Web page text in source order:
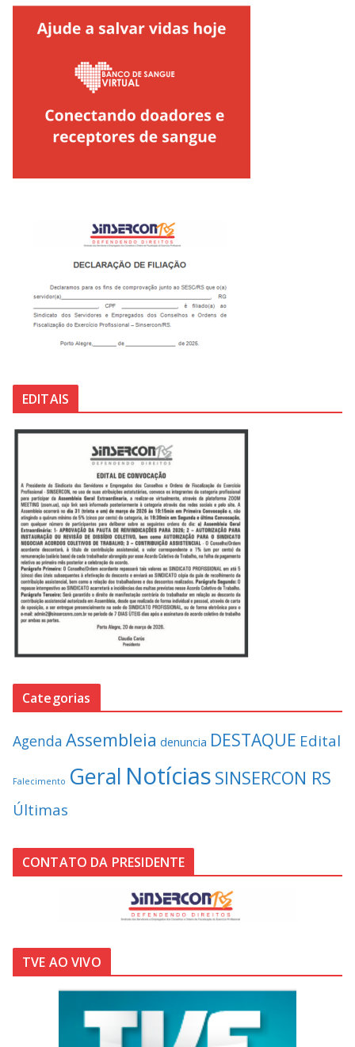
EDITAIS
Categorias
Agenda Assembleia denuncia DESTAQUE Edital
Falecimento Geral Notícias SINSERCON RS
Últimas
CONTATO DA PRESIDENTE
TVE AO VIVO